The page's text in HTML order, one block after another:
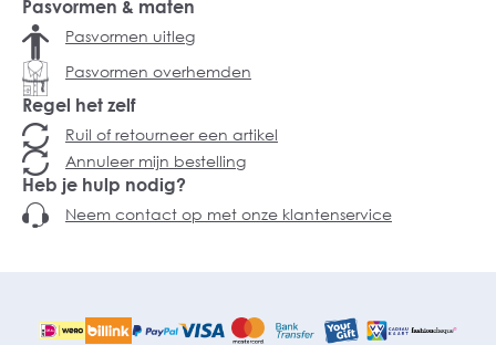
Pasvormen & maten
Pasvormen uitleg
Pasvormen overhemden
Regel het zelf
Ruil of retourneer een artikel
Annuleer mijn bestelling
Heb je hulp nodig?
Neem contact op met onze klantenservice